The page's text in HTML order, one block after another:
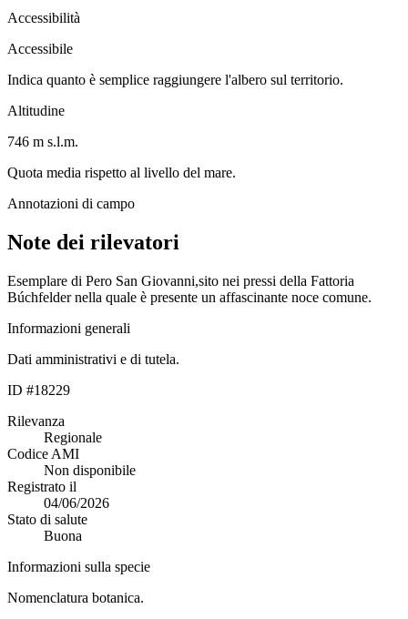
Accessibilità
Accessibile
Indica quanto è semplice raggiungere l'albero sul territorio.
Altitudine
746 m s.l.m.
Quota media rispetto al livello del mare.
Annotazioni di campo
Note dei rilevatori
Esemplare di Pero San Giovanni,sito nei pressi della Fattoria
Búchfelder nella quale è presente un affascinante noce comune.
Informazioni generali
Dati amministrativi e di tutela.
ID #18229
Rilevanza
Regionale
Codice AMI
Non disponibile
Registrato il
04/06/2026
Stato di salute
Buona
Informazioni sulla specie
Nomenclatura botanica.